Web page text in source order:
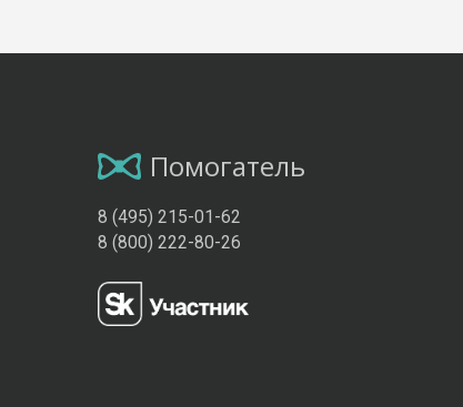
Помогатель
8 (495) 215-01-62
8 (800) 222-80-26